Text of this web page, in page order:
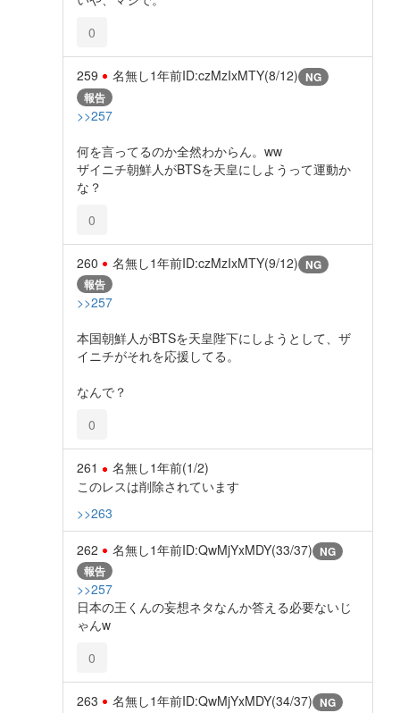
0
259 名無し1年前ID:czMzIxMTY(8/12) NG
報告
>>257
何を言ってるのか全然わからん。ww
ザイニチ朝鮮人がBTSを天皇にしようって運動か
な？
0
260 名無し1年前ID:czMzIxMTY(9/12) NG
報告
>>257
本国朝鮮人がBTSを天皇陛下にしようとして、ザ
イニチがそれを応援してる。
なんで？
0
261 名無し1年前(1/2)
このレスは削除されています
>>263
262 名無し1年前ID:QwMjYxMDY(33/37) NG
報告
>>257
日本の王くんの妄想ネタなんか答える必要ないじ
ゃんw
0
263 名無し1年前ID:QwMjYxMDY(34/37) NG